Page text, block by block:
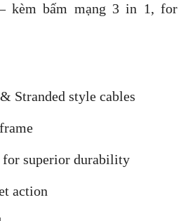
kèm bấm mạng 3 in 1, for
Stranded style cables
superior durability
action